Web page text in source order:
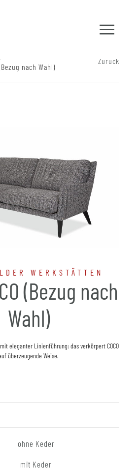
nach Wahl)
Zurück
WERKSTÄTTEN
(Bezug nach
Wahl)
eleganter Linienführung: das verkörpert COCO
überzeugende Weise.
ohne Keder
mit Keder